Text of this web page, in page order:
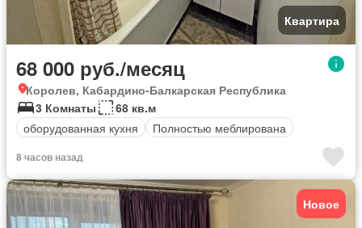
Квартира
68 000 руб./месяц
Королев, Кабардино-Балкарская Республика
3 Комнаты
68 кв.м
оборудованная кухня
Полностью меблирована
8 часов назад
Новое